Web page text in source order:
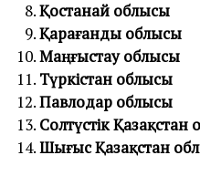
Қостанай облысы
Қарағанды облысы
Маңғыстау облысы
Түркістан облысы
Павлодар облысы
Солтүстік Қазақстан
Шығыс Қазақстан